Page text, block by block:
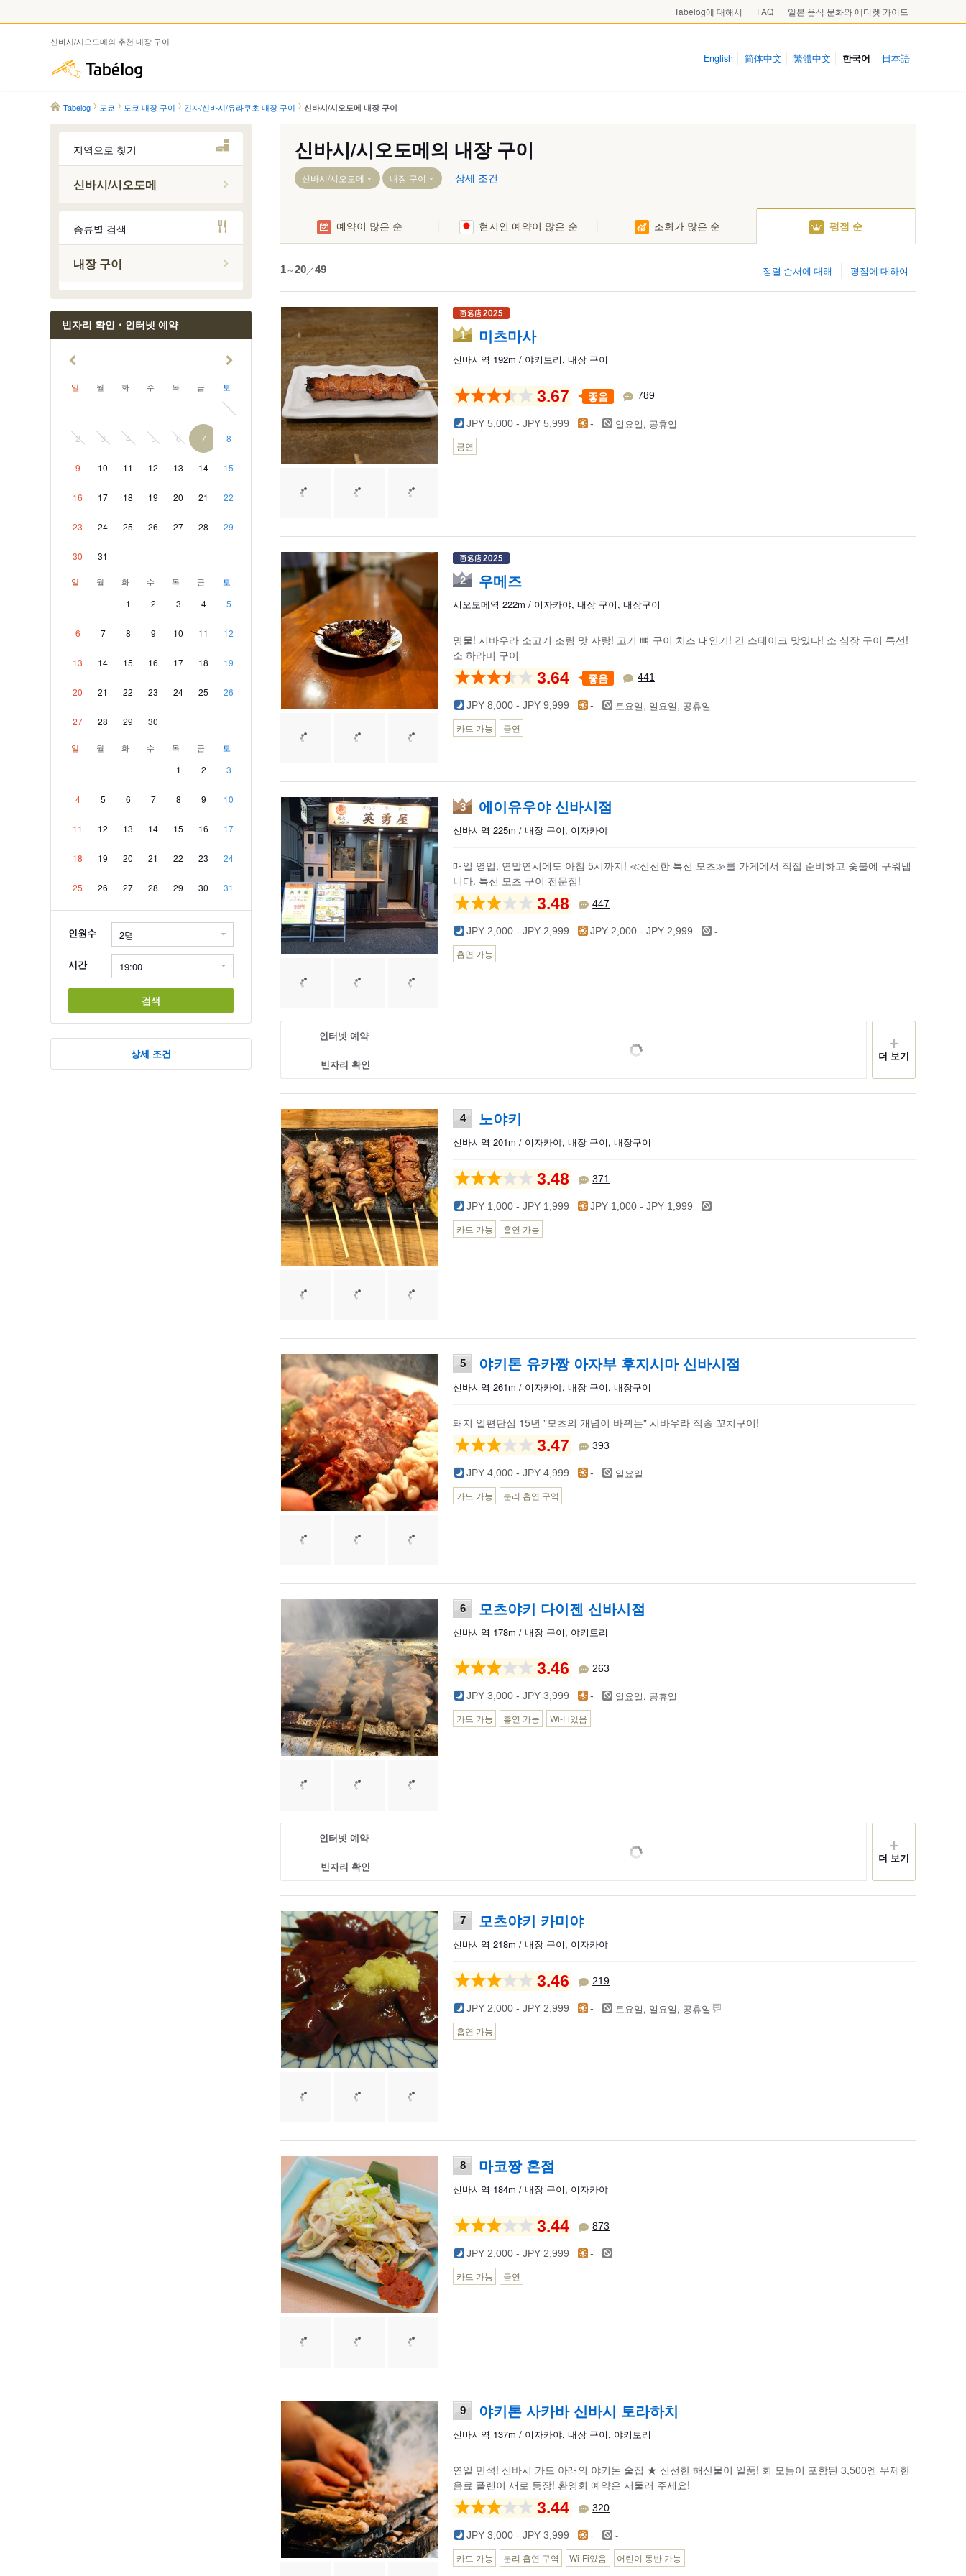
Tabelog에 대해서 FAQ 일본 음식 문화와 에티켓 가이드
신바시/시오도메의 추천 내장 구이
English 简体中文 繁體中文 한국어 日本語
Tabelog 도쿄 도쿄 내장 구이 긴자/신바시/유라쿠초 내장 구이 신바시/시오도메 내장 구이
지역으로 찾기
신바시/시오도메
우치사이와이초역
시오도메역
종류별 검색
내장 구이
빈자리 확인・인터넷 예약
일 월 화 수 목 금 토
1
2 3 4 5 6 7 8
9 10 11 12 13 14 15
16 17 18 19 20 21 22
23 24 25 26 27 28 29
30 31
일 월 화 수 목 금 토
1 2 3 4 5
6 7 8 9 10 11 12
13 14 15 16 17 18 19
20 21 22 23 24 25 26
27 28 29 30
일 월 화 수 목 금 토
1 2 3
4 5 6 7 8 9 10
11 12 13 14 15 16 17
18 19 20 21 22 23 24
25 26 27 28 29 30 31
인원수
시간
검색
상세 조건
신바시/시오도메의 내장 구이
신바시/시오도메 내장 구이 상세 조건
예약이 많은 순 현지인 예약이 많은 순 조회가 많은 순 평점 순
평점에 대하여
정렬 순서에 대해
1～20／49
1 미츠마사
신바시역 192m / 야키토리, 내장 구이
3.67 좋음 789
JPY 5,000 - JPY 5,999 - 일요일, 공휴일
금연
2 우메즈
시오도메역 222m / 이자카야, 내장 구이, 내장구이
명물! 시바우라 소고기 조림 맛 자랑! 고기 뼈 구이 치즈 대인기! 간 스테이크 맛있다! 소 심장 구이 특선!
소 하라미 구이
3.64 좋음 441
JPY 8,000 - JPY 9,999 - 토요일, 일요일, 공휴일
카드 가능 금연
3 에이유우야 신바시점
신바시역 225m / 내장 구이, 이자카야
매일 영업, 연말연시에도 아침 5시까지! ≪신선한 특선 모츠≫를 가게에서 직접 준비하고 숯불에 구워냅
니다. 특선 모츠 구이 전문점!
3.48 447
JPY 2,000 - JPY 2,999 JPY 2,000 - JPY 2,999 -
흡연 가능
인터넷 예약
빈자리 확인
더 보기
4 노야키
신바시역 201m / 이자카야, 내장 구이, 내장구이
3.48 371
JPY 1,000 - JPY 1,999 JPY 1,000 - JPY 1,999 -
카드 가능 흡연 가능
5 야키톤 유카짱 아자부 후지시마 신바시점
신바시역 261m / 이자카야, 내장 구이, 내장구이
돼지 일편단심 15년 "모츠의 개념이 바뀌는" 시바우라 직송 꼬치구이!
3.47 393
JPY 4,000 - JPY 4,999 - 일요일
카드 가능 분리 흡연 구역
6 모츠야키 다이젠 신바시점
신바시역 178m / 내장 구이, 야키토리
3.46 263
JPY 3,000 - JPY 3,999 - 일요일, 공휴일
카드 가능 흡연 가능 Wi-Fi있음
인터넷 예약
빈자리 확인
더 보기
7 모츠야키 카미야
신바시역 218m / 내장 구이, 이자카야
3.46 219
JPY 2,000 - JPY 2,999 - 토요일, 일요일, 공휴일
흡연 가능
8 마코짱 혼점
신바시역 184m / 내장 구이, 이자카야
3.44 873
JPY 2,000 - JPY 2,999 - -
카드 가능 금연
9 야키톤 사카바 신바시 토라하치
신바시역 137m / 이자카야, 내장 구이, 야키토리
연일 만석! 신바시 가드 아래의 야키돈 술집 ★ 신선한 해산물이 일품! 회 모듬이 포함된 3,500엔 무제한
음료 플랜이 새로 등장! 환영회 예약은 서둘러 주세요!
3.44 320
JPY 3,000 - JPY 3,999 - -
카드 가능 분리 흡연 구역 Wi-Fi있음 어린이 동반 가능